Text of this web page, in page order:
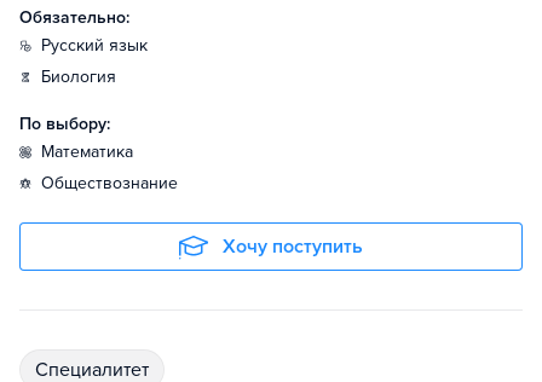
Обязательно:
русский язык
биология
По выбору:
математика
обществознание
Хочу поступить
специалитет